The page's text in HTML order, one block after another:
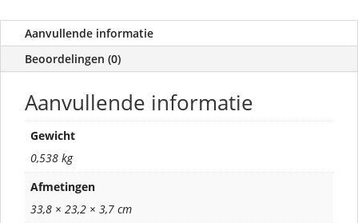
Aanvullende informatie
Beoordelingen (0)
Aanvullende informatie
Gewicht
0,538 kg
Afmetingen
33,8 × 23,2 × 3,7 cm